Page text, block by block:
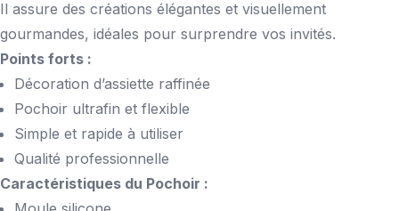
Il assure des créations élégantes et visuellement
gourmandes, idéales pour surprendre vos invités.
Points forts :
Décoration d’assiette raffinée
Pochoir ultrafin et flexible
Simple et rapide à utiliser
Qualité professionnelle
Caractéristiques du Pochoir :